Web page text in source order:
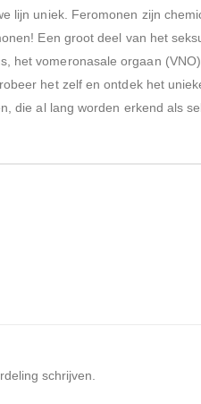
lijn uniek. Feromonen zijn
Een groot deel van het
het vomeronasale orgaan
het zelf en ontdek het
die al lang worden erkend als
schrijven.